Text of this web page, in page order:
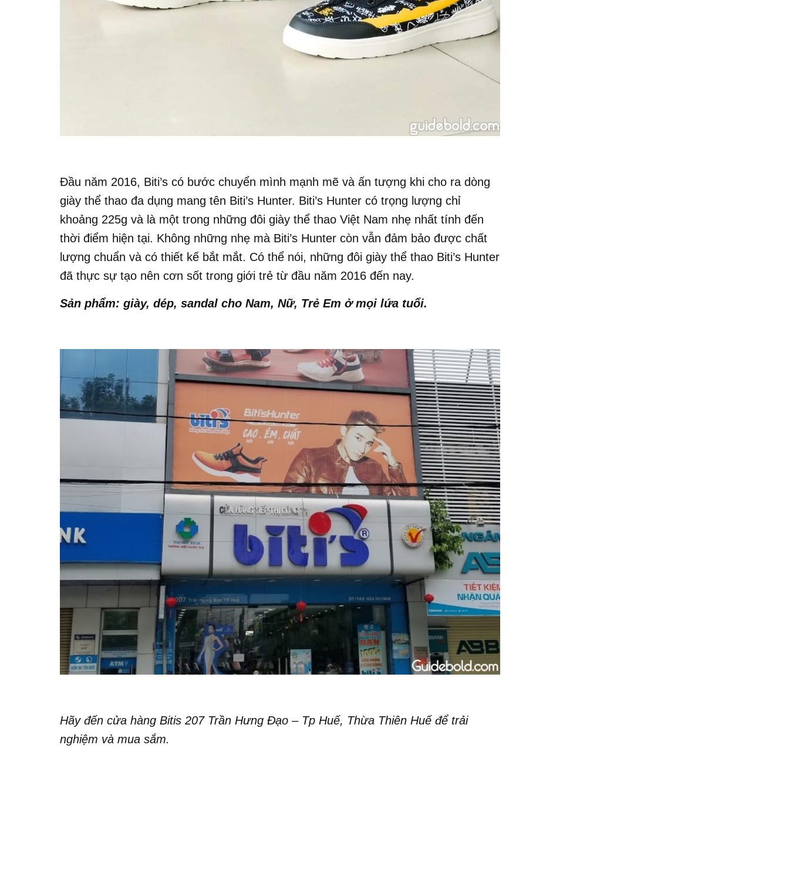
Đầu năm 2016, Biti’s có bước chuyển mình mạnh mẽ và ấn tượng khi cho ra dòng
giày thể thao đa dụng mang tên Biti’s Hunter. Biti’s Hunter có trọng lượng chỉ
khoảng 225g và là một trong những đôi giày thể thao Việt Nam nhẹ nhất tính đến
thời điểm hiện tại. Không những nhẹ mà Biti’s Hunter còn vẫn đảm bảo được chất
lượng chuẩn và có thiết kế bắt mắt. Có thể nói, những đôi giày thể thao Biti’s Hunter
đã thực sự tạo nên cơn sốt trong giới trẻ từ đầu năm 2016 đến nay.
Sản phẩm: giày, dép, sandal cho Nam, Nữ, Trẻ Em ở mọi lứa tuổi.
Hãy đến cửa hàng Bitis 207 Trần Hưng Đạo – Tp Huế, Thừa Thiên Huế để trải
nghiệm và mua sắm.